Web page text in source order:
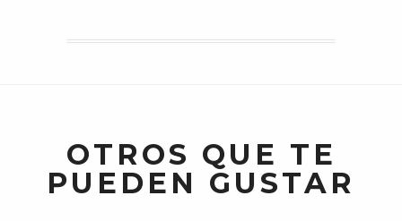
OTROS QUE TE
PUEDEN GUSTAR